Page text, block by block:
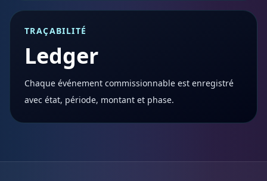
TRAÇABILITÉ
Ledger
Chaque événement commissionnable est enregistré
avec état, période, montant et phase.